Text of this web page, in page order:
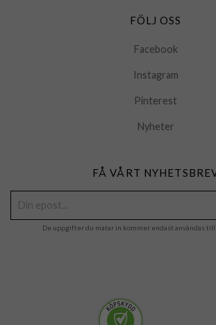
FÖLJ OSS
Facebook
Instagram
Pinterest
Nyheter
FÅ VÅRT
De uppgifter du matar in kommer endast användas till